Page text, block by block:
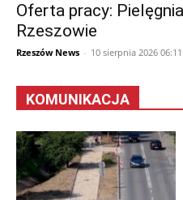
Oferta pracy:
Rzeszowie
Rzeszów News - 10 sierpnia 2026 06:11
KOMUNIKACJA